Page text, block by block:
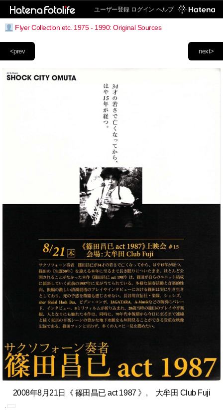
ユーザー登録 ログイン ヘルプ
Flyer Collection etc. 1975 - 1990: Original Sources
next>
<prev
2008年8月21日《 篠田昌已 act 1987 》, 大牟田 Club Fuji